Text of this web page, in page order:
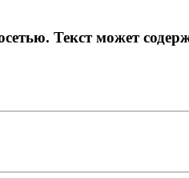
Текст может